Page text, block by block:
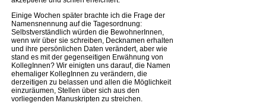
Einige Wochen später brachte ich die Frage der
Namensnennung auf die Tagesordnung:
Selbstverständlich würden die BewohnerInnen,
wenn wir über sie schreiben, Decknamen erhalten
und ihre persönlichen Daten verändert, aber wie
stand es mit der gegenseitigen Erwähnung von
KollegInnen? Wir einigten uns darauf, die Namen
ehemaliger KollegInnen zu verändern, die
derzeitigen zu belassen und allen die Möglichkeit
einzuräumen, Stellen über sich aus den
vorliegenden Manuskripten zu streichen.